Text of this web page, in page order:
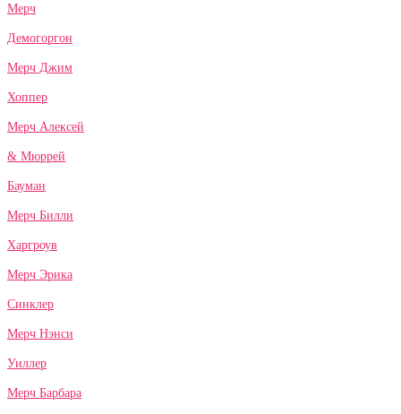
Мерч
Демогоргон
Мерч Джим
Хоппер
Мерч Алексей
& Мюррей
Бауман
Мерч Билли
Харгроув
Мерч Эрика
Синклер
Мерч Нэнси
Уиллер
Мерч Барбара